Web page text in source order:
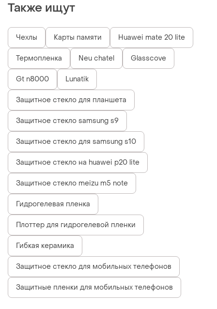
Также ищут
Чехлы Карты памяти Huawei mate 20 lite
Термопленка Neu chatel Glasscove
Gt n8000 Lunatik
Защитное стекло для планшета
Защитное стекло samsung s9
Защитное стекло для samsung s10
Защитное стекло на huawei p20 lite
Защитное стекло meizu m5 note
Гидрогелевая пленка
Плоттер для гидрогелевой пленки
Гибкая керамика
Защитное стекло для мобильных телефонов
Защитные пленки для мобильных телефонов